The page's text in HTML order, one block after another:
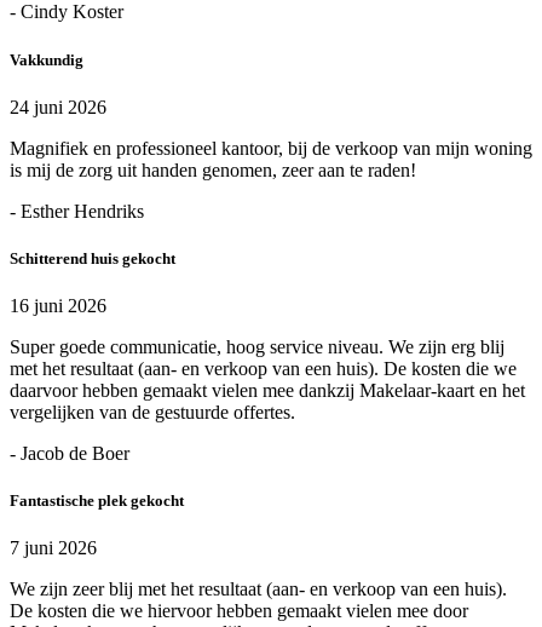
- Cindy Koster
Vakkundig
24 juni 2026
Magnifiek en professioneel kantoor, bij de verkoop van mijn woning
is mij de zorg uit handen genomen, zeer aan te raden!
- Esther Hendriks
Schitterend huis gekocht
16 juni 2026
Super goede communicatie, hoog service niveau. We zijn erg blij
met het resultaat (aan- en verkoop van een huis). De kosten die we
daarvoor hebben gemaakt vielen mee dankzij Makelaar-kaart en het
vergelijken van de gestuurde offertes.
- Jacob de Boer
Fantastische plek gekocht
7 juni 2026
We zijn zeer blij met het resultaat (aan- en verkoop van een huis).
De kosten die we hiervoor hebben gemaakt vielen mee door